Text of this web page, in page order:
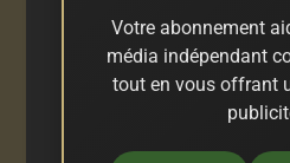
Votre abonnement
média indépendant
tout en vous offrant